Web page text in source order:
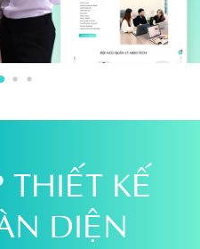
THIẾT KẾ
DIỆN